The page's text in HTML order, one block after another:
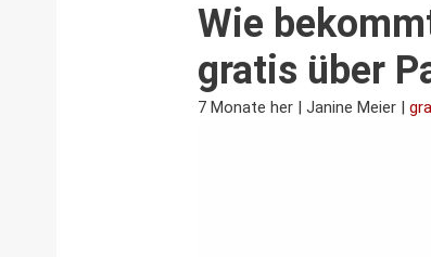
Wie
gratis über
7 Monate her | Janine Meier |